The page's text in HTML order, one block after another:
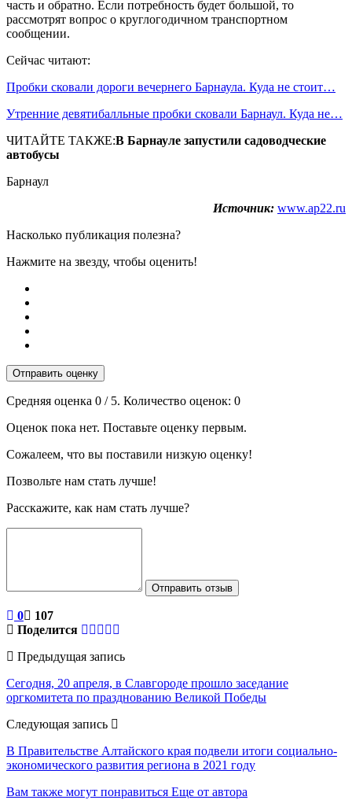
часть и обратно. Если потребность будет большой, то
рассмотрят вопрос о круглогодичном транспортном
сообщении.
Сейчас читают:
Пробки сковали дороги вечернего Барнаула. Куда не стоит…
Утренние девятибалльные пробки сковали Барнаул. Куда не…
ЧИТАЙТЕ ТАКЖЕ:В Барнауле запустили садоводческие
автобусы
Барнаул
Источник: www.ap22.ru
Насколько публикация полезна?
Нажмите на звезду, чтобы оценить!
Отправить оценку
Средняя оценка 0 / 5. Количество оценок: 0
Оценок пока нет. Поставьте оценку первым.
Сожалеем, что вы поставили низкую оценку!
Позвольте нам стать лучше!
Расскажите, как нам стать лучше?
Отправить отзыв
0
107
Поделится
Предыдущая запись
Сегодня, 20 апреля, в Славгороде прошло заседание
оргкомитета по празднованию Великой Победы
Следующая запись
В Правительстве Алтайского края подвели итоги социально-
экономического развития региона в 2021 году
Вам также могут понравиться Еще от автора